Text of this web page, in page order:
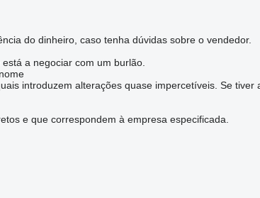
do dinheiro, caso tenha dúvidas sobre o vendedor.
a negociar com um burlão.
introduzem alterações quase impercetíveis. Se
e que correspondem à empresa especificada.